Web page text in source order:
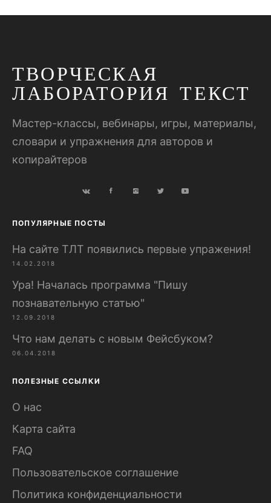
ТВОРЧЕСКАЯ
ЛАБОРАТОРИЯ ТЕКСТ
Мастер-классы, вебинары, игры, материалы,
словари и упражнения для авторов и
копирайтеров
ПОПУЛЯРНЫЕ ПОСТЫ
На сайте ТЛТ появились первые упражения!
14.02.2018
Ура! Началась программа "Пишу
познавательную статью"
12.09.2018
Что нам делать с новым Фейсбуком?
06.04.2018
ПОЛЕЗНЫЕ ССЫЛКИ
О нас
Карта сайта
FAQ
Пользовательское соглашение
Политика конфиденциальности